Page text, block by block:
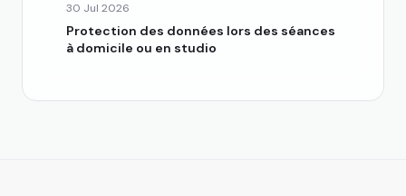
30 Jul 2026
Protection des données lors des séances
à domicile ou en studio